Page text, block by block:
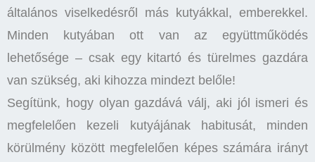
általános viselkedésről más kutyákkal, emberekkel.
Minden kutyában ott van az együttműködés
lehetősége – csak egy kitartó és türelmes gazdára
van szükség, aki kihozza mindezt belőle!
Segítünk, hogy olyan gazdává válj, aki jól ismeri és
megfelelően kezeli kutyájának habitusát, minden
körülmény között megfelelően képes számára irányt